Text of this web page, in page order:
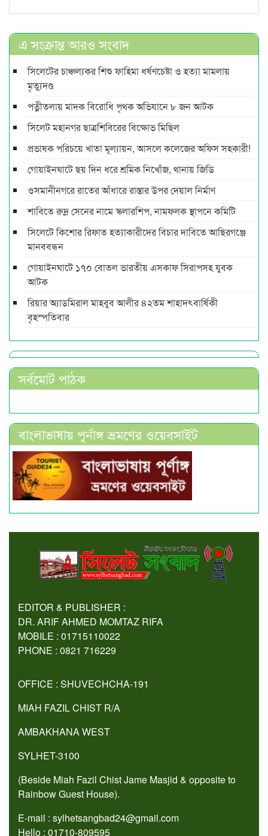
এ সংক্রান্ত আরও সংবাদ
সিলেটের চাঞ্চল্যকর শিশু ফাহিমা ধর্ষণচেষ্টা ও হত্যা মামলায়
মৃত্যুদণ্ড
পত্নীতলায় মাদক বিরোধি পৃথক অভিযানে ৮ জন আটক
সিলেট মহানগর ছাত্রশিবিরের বিক্ষোভ মিছিল
প্রভাষক পরিচয়ে খাতা মূল্যায়ন, আসলে কলেজের অফিস সহকারী!
গোয়াইনঘাটে ছয় দিন ধরে শ্রমিক নিখোঁজ, থানায় জিডি
ওসমানীনগরে রাতের আঁধারে রাস্তার উপর দেয়াল নির্মাণ
শাবিতে রুদ্র সেনের নামে স্কলারশিপ, নামফলক স্থাপনে কমিটি
সিলেটে কিশোর রিফাত হত্যাকারীদের বিচার দাবিতে আছিরগঞ্জে
মানববন্ধন
গোয়াইনঘাটে ১৭০ বোতল ভারতীয় এসকাফ সিরাপসহ যুবক
আটক
রিয়ার অ্যাডমিরাল মাহবুব আলীর ৪২তম শাহাদৎবার্ষিকী
বৃহস্পতিবার
সর্বমোট পাঠক
বাংলাভাষায় পুর্নাঙ্গ ভ্রমণের ওয়েবসাইট
EDITOR & PUBLISHER :
DR. ARIF AHMED MOMTAZ RIFA
MOBILE : 01715110022
PHONE : 0821 716229
OFFICE : SHUVECHCHA-191
MIAH FAZIL CHIST R/A
AMBAKHANA WEST
SYLHET-3100
(Beside Miah Fazil Chist Jame Masjid & opposite to
Rainbow Guest House).
E-mail : sylhetsangbad24@gmail.com
Hello : 01710-809595